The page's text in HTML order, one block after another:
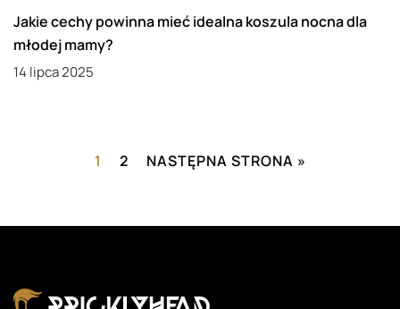
Jakie cechy powinna mieć idealna koszula nocna dla
młodej mamy?
14 lipca 2025
1 2 NASTĘPNA STRONA »